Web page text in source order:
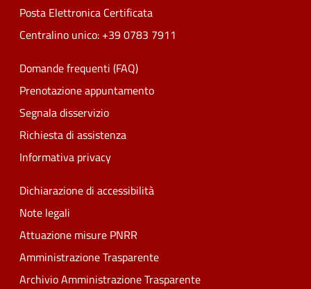
Posta Elettronica Certificata
Centralino unico: +39 0783 7911
Domande frequenti (FAQ)
Prenotazione appuntamento
Segnala disservizio
Richiesta di assistenza
Informativa privacy
Dichiarazione di accessibilità
Note legali
Attuazione misure PNRR
Amministrazione Trasparente
Archivio Amministrazione Trasparente